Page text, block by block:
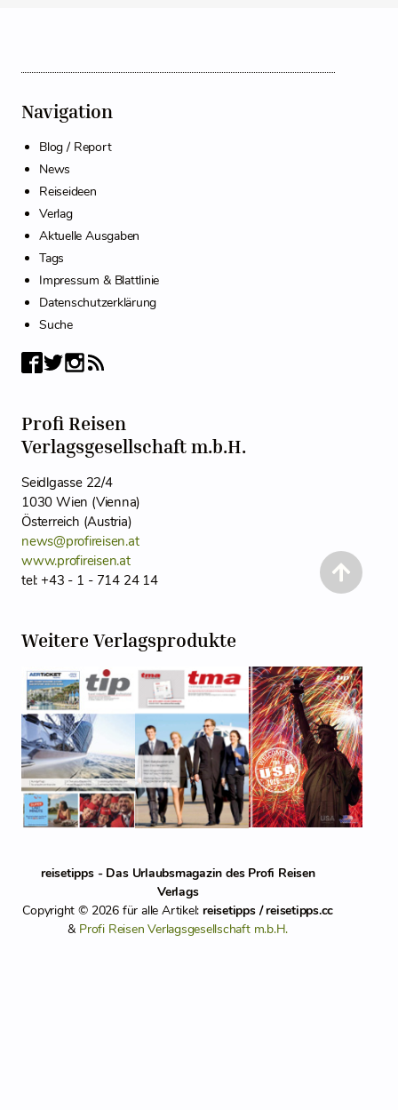
Navigation
Blog / Report
News
Reiseideen
Verlag
Aktuelle Ausgaben
Tags
Impressum & Blattlinie
Datenschutzerklärung
Suche
Profi Reisen
Verlagsgesellschaft m.b.H.
Seidlgasse 22/4
1030 Wien (Vienna)
Österreich (Austria)
news@profireisen.at
www.profireisen.at
tel: +43 - 1 - 714 24 14
Weitere Verlagsprodukte
reisetipps - Das Urlaubsmagazin des Profi Reisen
Verlags
Copyright © 2026 für alle Artikel:reisetipps / reisetipps.cc
& Profi Reisen Verlagsgesellschaft m.b.H.